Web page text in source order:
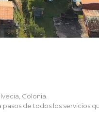
Colonia.
de todos los servicios